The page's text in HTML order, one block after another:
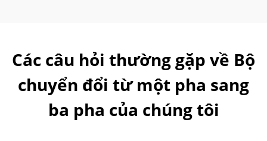
Các câu hỏi thường gặp về Bộ
chuyển đổi từ một pha sang
ba pha của chúng tôi